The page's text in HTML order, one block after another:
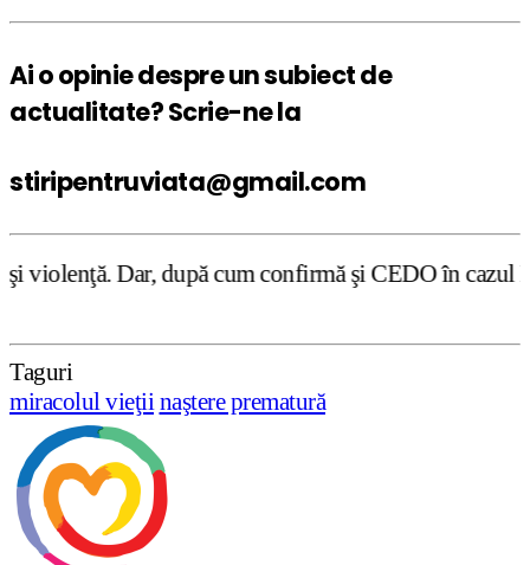
Ai o opinie despre un subiect de
actualitate? Scrie-ne la
stiripentruviata@gmail.com
cum confirmă şi CEDO în cazul Handyside vs.
Taguri
miracolul vieţii naştere prematură